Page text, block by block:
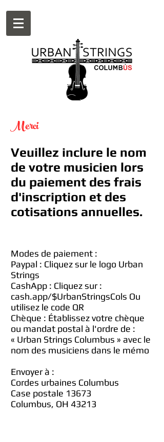
Merci
Veuillez inclure le nom
de votre musicien lors
du paiement des frais
d'inscription et des
cotisations annuelles.
Modes de paiement :
Paypal : Cliquez sur le logo Urban
Strings
CashApp : Cliquez sur :
cash.app/$UrbanStringsCols Ou
utilisez le code QR
Chèque : Établissez votre chèque
ou mandat postal à l'ordre de :
« Urban Strings Columbus » avec le
nom des musiciens dans le mémo
Envoyer à :
Cordes urbaines Columbus
Case postale 13673
Columbus, OH 43213